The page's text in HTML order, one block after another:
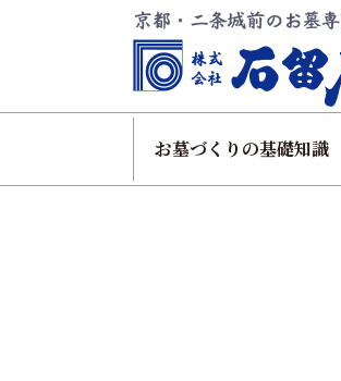
お墓づくりの基礎知識